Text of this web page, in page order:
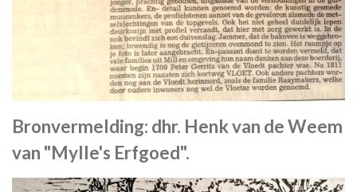
Bronvermelding: dhr. Henk van de Weem
van "Mylle's Erfgoed".